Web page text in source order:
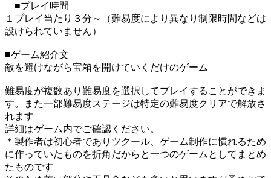
■プレイ時間
１プレイ当たり３分～（難易度により異なり制限時間などは
設けられていません）
■ゲーム紹介文
敵を避けながら宝箱を開けていくだけのゲーム
難易度が複数あり難易度を選択してプレイすることができま
す。また一部難易度ステージは特定の難易度クリアで解放さ
れます
詳細はゲーム内でご確認ください。
＊製作者は初心者でありツクール、ゲーム制作に慣れるため
に作っていたものを折角だからと一つのゲームとしてまとめ
たものです